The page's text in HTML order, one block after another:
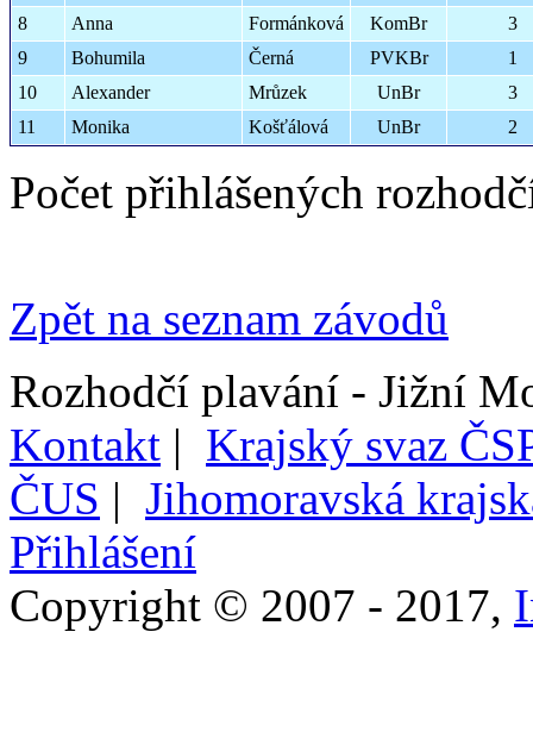
8
Anna Formánková KomBr
3
9
Bohumila Černá PVKBr
1
10
Alexander Mrůzek UnBr
3
11
Monika Košťálová UnBr 2
Počet přihlášených
Zpět na seznam závodů
Rozhodčí plavání - Jižní
Kontakt | Krajský svaz
ČUS | Jihomoravská
Přihlášení
Copyright © 2007 - 2017,